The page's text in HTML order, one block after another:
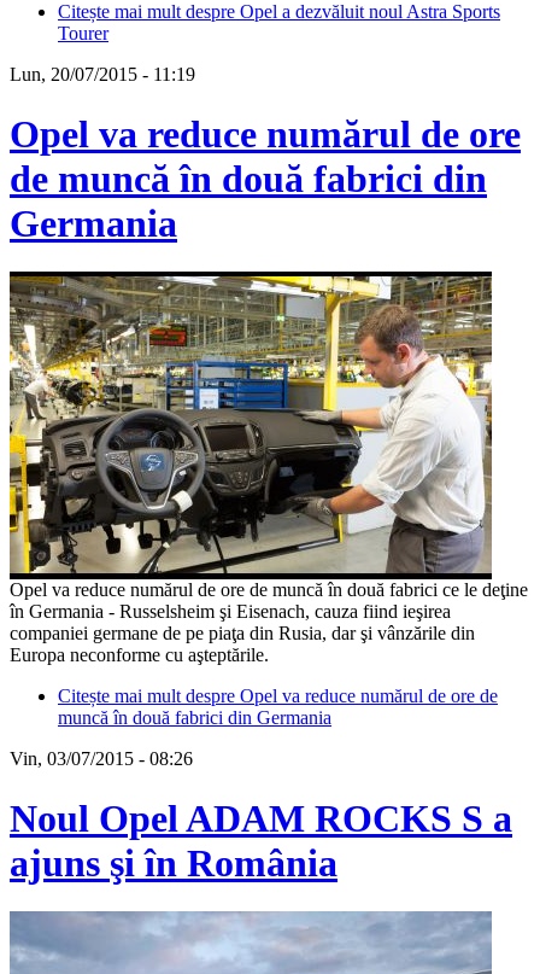
Citește mai mult despre Opel a dezvăluit noul Astra Sports
Tourer
Lun, 20/07/2015 - 11:19
Opel va reduce numărul de ore
de muncă în două fabrici din
Germania
Opel va reduce numărul de ore de muncă în două fabrici ce le deţine
în Germania - Russelsheim şi Eisenach, cauza fiind ieşirea
companiei germane de pe piaţa din Rusia, dar şi vânzările din
Europa neconforme cu aşteptările.
Citește mai mult despre Opel va reduce numărul de ore de
muncă în două fabrici din Germania
Vin, 03/07/2015 - 08:26
Noul Opel ADAM ROCKS S a
ajuns şi în România